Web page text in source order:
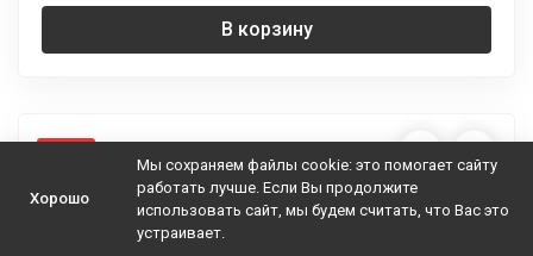
В корзину
Хорошо
Мы сохраняем файлы cookie: это помогает сайту
работать лучше. Если Вы продолжите
использовать сайт, мы будем считать, что Вас это
устраивает.